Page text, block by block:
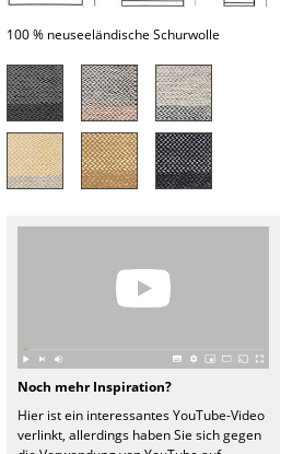
Deckenleuchten
100 % neuseeländische Schurwolle
Noch mehr Inspiration?
Hier ist ein interessantes YouTube-Video
verlinkt, allerdings haben Sie sich gegen